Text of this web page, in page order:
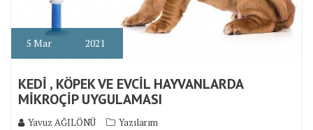
5 Mar 2021
KEDİ , KÖPEK VE EVCİL HAYVANLARDA
MİKROÇİP UYGULAMASI
Yavuz AĞILÖNÜ
Yazılarım